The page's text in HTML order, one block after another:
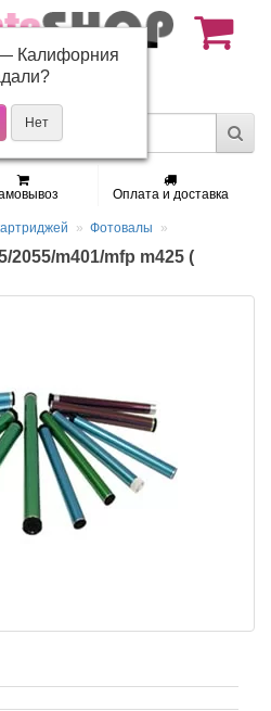
01-37
Оплата и доставка
Фотовалы
m401/mfp m425 (
Калифорния